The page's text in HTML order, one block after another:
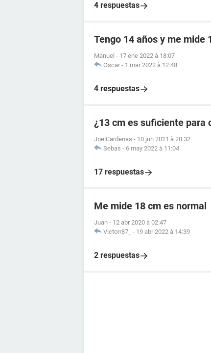
4 respuestas
Tengo 14 años y me mide
Manuel - 17 ene 2022 à 18:07
Oscar - 1 mar 2022 à 12:48
4 respuestas
¿13 cm es suficiente para
JoelCardenas - 10 jun 2011 à 20:32
Sebas - 6 may 2022 à 11:04
17 respuestas
Me mide 18 cm es normal
Juan - 12 abr 2020 à 02:47
Victorr87_ - 19 abr 2022 à 14:39
2 respuestas